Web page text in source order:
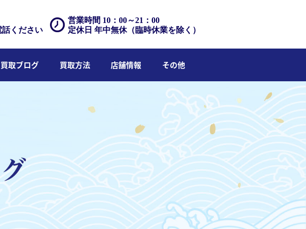
営業時間 10：00～21：00
定休日 年中無休（臨時休業を除く）
話ください
買取ブログ 買取方法 店舗情報 その他